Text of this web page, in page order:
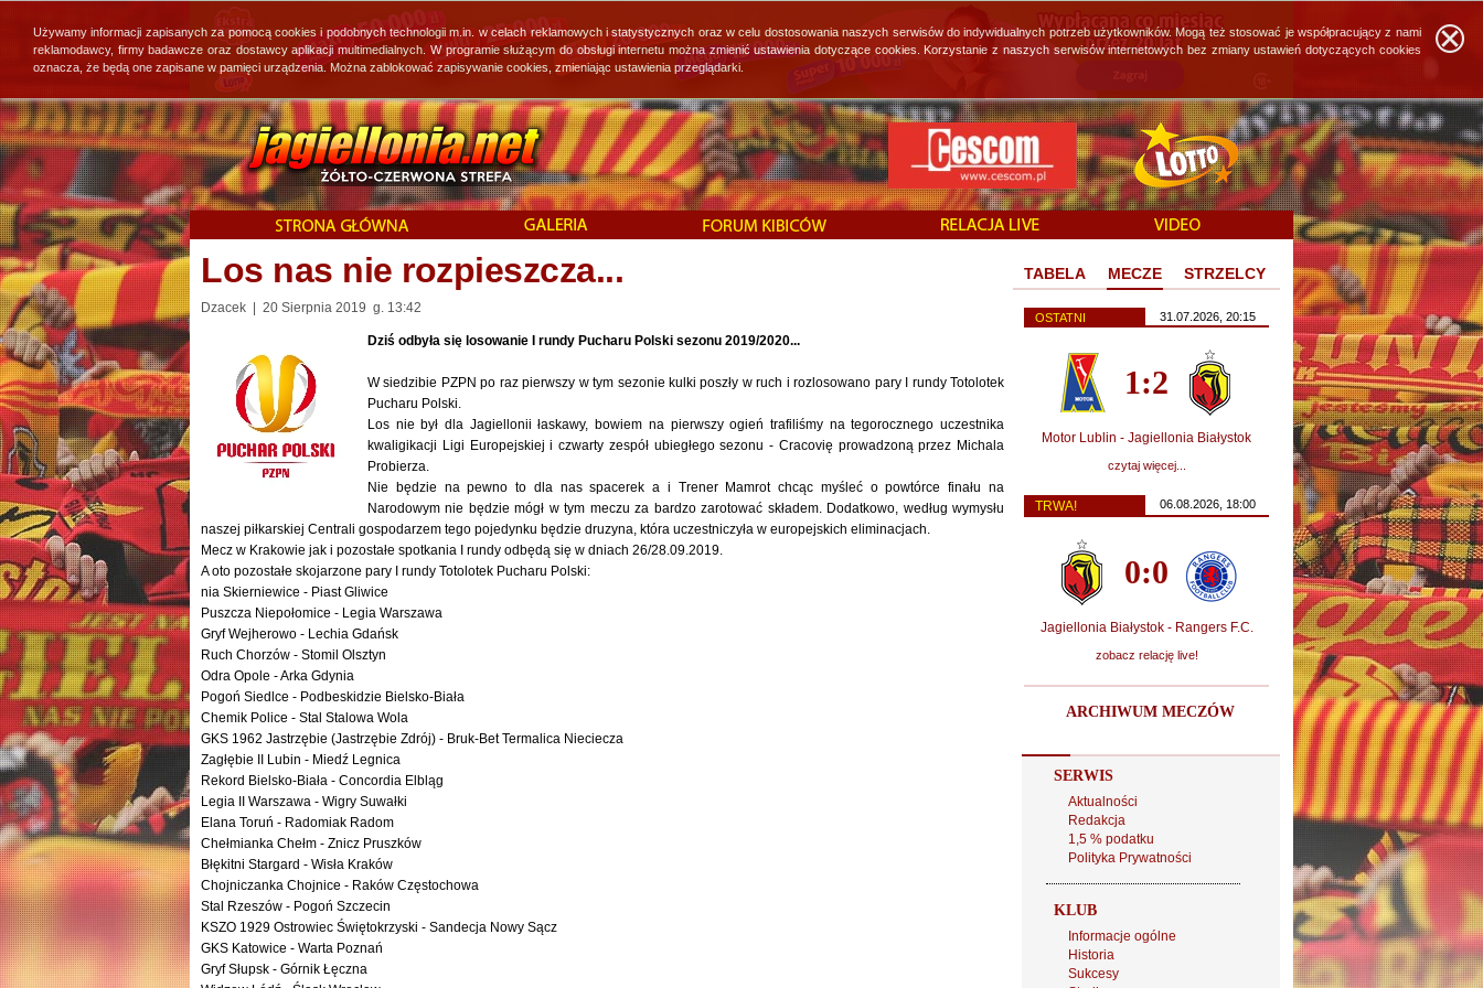
Los nas nie rozpieszcza...
Dzacek | 20 Sierpnia 2019 g. 13:42
Dziś odbyła się losowanie I rundy Pucharu Polski sezonu 2019/2020...
W siedzibie PZPN po raz pierwszy w tym sezonie kulki poszły w ruch i rozlosowano pary I rundy Totolotek
Pucharu Polski.
Los nie był dla Jagiellonii łaskawy, bowiem na pierwszy ogień trafiliśmy na tegorocznego uczestnika
kwaligikacji Ligi Europejskiej i czwarty zespół ubiegłego sezonu - Cracovię prowadzoną przez Michala
Probierza.
Nie będzie na pewno to dla nas spacerek a i Trener Mamrot chcąc myśleć o powtórce finału na
Narodowym nie będzie mógł w tym meczu za bardzo zarotować składem. Dodatkowo, według wymysłu
naszej piłkarskiej Centrali gospodarzem tego pojedynku będzie druzyna, która uczestniczyła w europejskich eliminacjach.
Mecz w Krakowie jak i pozostałe spotkania I rundy odbędą się w dniach 26/28.09.2019.
A oto pozostałe skojarzone pary I rundy Totolotek Pucharu Polski:
nia Skierniewice - Piast Gliwice
Puszcza Niepołomice - Legia Warszawa
Gryf Wejherowo - Lechia Gdańsk
Ruch Chorzów - Stomil Olsztyn
Odra Opole - Arka Gdynia
Pogoń Siedlce - Podbeskidzie Bielsko-Biała
Chemik Police - Stal Stalowa Wola
GKS 1962 Jastrzębie (Jastrzębie Zdrój) - Bruk-Bet Termalica Nieciecza
Zagłębie II Lubin - Miedź Legnica
Rekord Bielsko-Biała - Concordia Elbląg
Legia II Warszawa - Wigry Suwałki
Elana Toruń - Radomiak Radom
Chełmianka Chełm - Znicz Pruszków
Błękitni Stargard - Wisła Kraków
Chojniczanka Chojnice - Raków Częstochowa
Stal Rzeszów - Pogoń Szczecin
KSZO 1929 Ostrowiec Świętokrzyski - Sandecja Nowy Sącz
GKS Katowice - Warta Poznań
Gryf Słupsk - Górnik Łęczna
TABELA MECZE STRZELCY
OSTATNI 31.07.2026, 20:15
1:2
Motor Lublin - Jagiellonia Białystok
czytaj więcej...
TRWA! 06.08.2026, 18:00
0:0
Jagiellonia Białystok - Rangers F.C.
zobacz relację live!
ARCHIWUM MECZÓW
SERWIS
Aktualności
Redakcja
1,5 % podatku
Polityka Prywatności
KLUB
Informacje ogólne
Historia
Sukcesy
Używamy informacji zapisanych za pomocą cookies i podobnych technologii m.in. w celach reklamowych i statystycznych oraz w celu dostosowania naszych serwisów do indywidualnych potrzeb użytkowników. Mogą też stosować je współpracujący z nami
reklamodawcy, firmy badawcze oraz dostawcy aplikacji multimedialnych. W programie służącym do obsługi internetu można zmienić ustawienia dotyczące cookies. Korzystanie z naszych serwisów internetowych bez zmiany ustawień dotyczących cookies
oznacza, że będą one zapisane w pamięci urządzenia. Można zablokować zapisywanie cookies, zmieniając ustawienia przeglądarki.